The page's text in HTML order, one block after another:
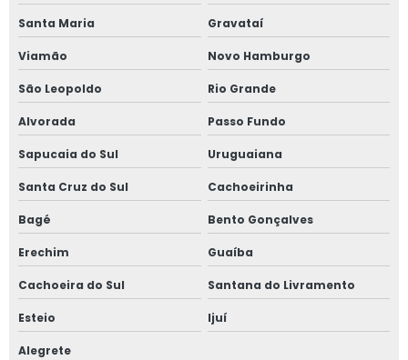
Supervisor de obra elétrica
Supervisor de obras industriais
Testes de comissionamento elétrico
Santa Maria Gravataí
Viamão Novo Hamburgo
São Leopoldo Rio Grande
Alvorada Passo Fundo
Sapucaia do Sul Uruguaiana
Santa Cruz do Sul Cachoeirinha
Bagé Bento Gonçalves
Erechim Guaíba
Cachoeira do Sul Santana do Livramento
Esteio Ijuí
Alegrete